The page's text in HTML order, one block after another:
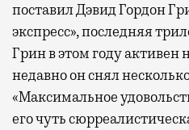
поставил Дэвид Гордон
экспресс», последняя
Грин в этом году активен
недавно он снял
«Максимальное
его чуть